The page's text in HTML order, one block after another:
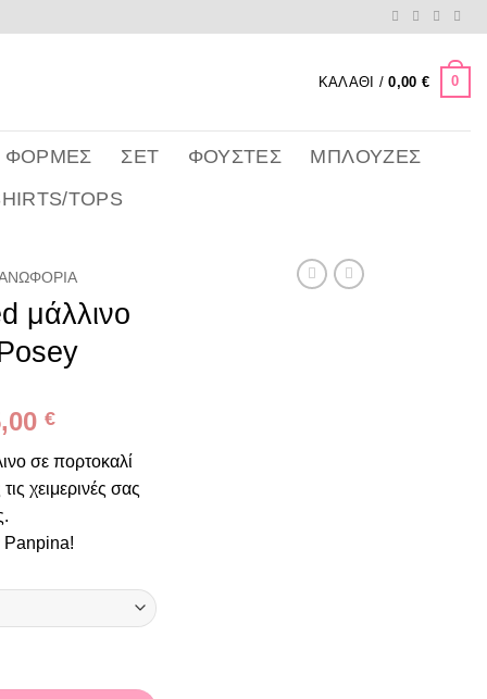
ΚΑΛΆΘΙ /0,00 € 0
ΦΌΡΜΕΣ ΣΕΤ ΦΟΎΣΤΕΣ
ΜΠΛΟΎΖΕΣ
TOPS
μάλλινο
€.
€Η
τρέχουσα
τιμή
είναι:
σε πορτοκαλί
χειμερινές σας
Panpina!
Posey ποσότητα